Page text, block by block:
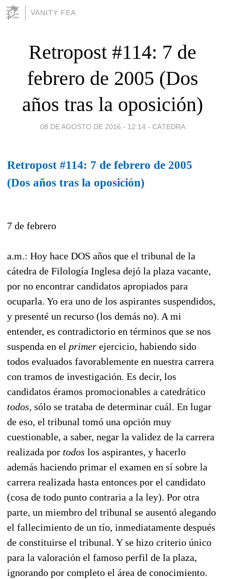
VANITY FEA
Retropost #114: 7 de
febrero de 2005 (Dos
años tras la oposición)
08 DE AGOSTO DE 2016 - 12:14 - CÁTEDRA
Retropost #114: 7 de febrero de 2005
(Dos años tras la oposición)
7 de febrero
a.m.: Hoy hace DOS años que el tribunal de la
cátedra de Filología Inglesa dejó la plaza vacante,
por no encontrar candidatos apropiados para
ocuparla. Yo era uno de los aspirantes suspendidos,
y presenté un recurso (los demás no). A mi
entender, es contradictorio en términos que se nos
suspenda en el primer ejercicio, habiendo sido
todos evaluados favorablemente en nuestra carrera
con tramos de investigación. Es decir, los
candidatos éramos promocionables a catedrático
todos, sólo se trataba de determinar cuál. En lugar
de eso, el tribunal tomó una opción muy
cuestionable, a saber, negar la validez de la carrera
realizada por todos los aspirantes, y hacerlo
además haciendo primar el examen en sí sobre la
carrera realizada hasta entonces por el candidato
(cosa de todo punto contraria a la ley). Por otra
parte, un miembro del tribunal se ausentó alegando
el fallecimiento de un tío, inmediatamente después
de constituirse el tribunal. Y se hizo criterio único
para la valoración el famoso perfil de la plaza,
ignorando por completo el área de conocimiento.